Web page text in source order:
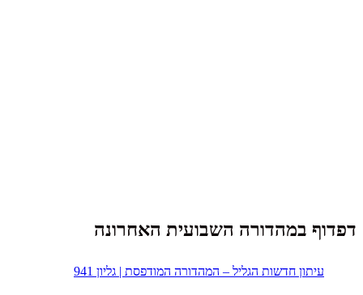
דפדוף במהדורה השבועית האחרונה
עיתון חדשות הגליל – המהדורה המודפסת | גליון 941